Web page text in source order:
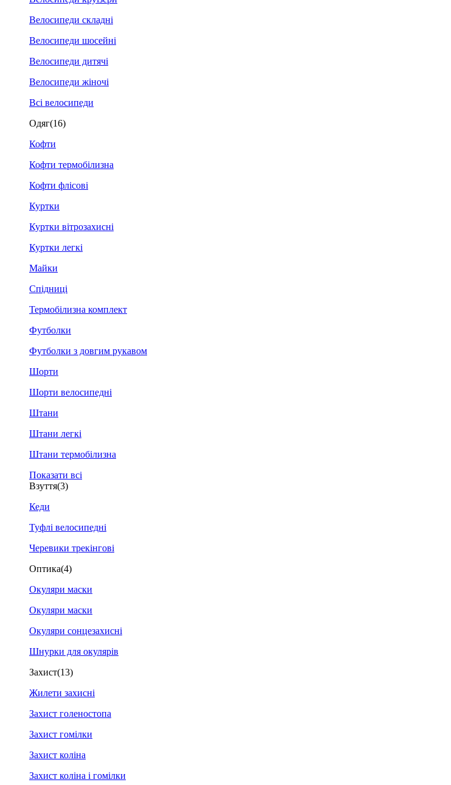
Велосипеди складні
Велосипеди шосейні
Велосипеди дитячі
Велосипеди жіночі
Всі велосипеди
Одяг(16)
Кофти
Кофти термобілизна
Кофти флісові
Куртки
Куртки вітрозахисні
Куртки легкі
Майки
Спідниці
Термобілизна комплект
Футболки
Футболки з довгим рукавом
Шорти
Шорти велосипедні
Штани
Штани легкі
Штани термобілизна
Показати всі
Взуття(3)
Кеди
Туфлі велосипедні
Черевики трекінгові
Оптика(4)
Окуляри маски
Окуляри маски
Окуляри сонцезахисні
Шнурки для окулярів
Захист(13)
Жилети захисні
Захист голеностопа
Захист гомілки
Захист коліна
Захист коліна і гомілки